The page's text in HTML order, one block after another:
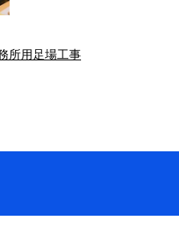
千葉県山武市に拠点を
所用足場工事